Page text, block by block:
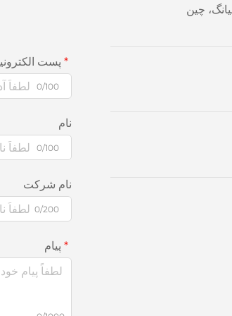
پست
0/100
نام
0/100
نام شرکت
0/200
پیام